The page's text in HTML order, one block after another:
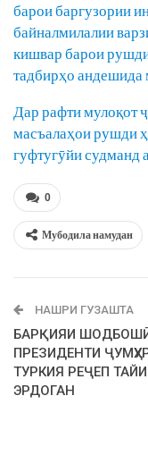
барои баргузории
байналмилалии
кишвар барои
тадбирҳо андешида
Дар рафти мулоқот
масъалаҳои рушди
гуфтугӯйи судманд
0
Мубодила намудан
НАШРИ ГУЗАШТА
БАРҚИЯИ
ПРЕЗИДЕНТИ
ТУРКИЯ РЕҶЕП
ЭРДОГАН